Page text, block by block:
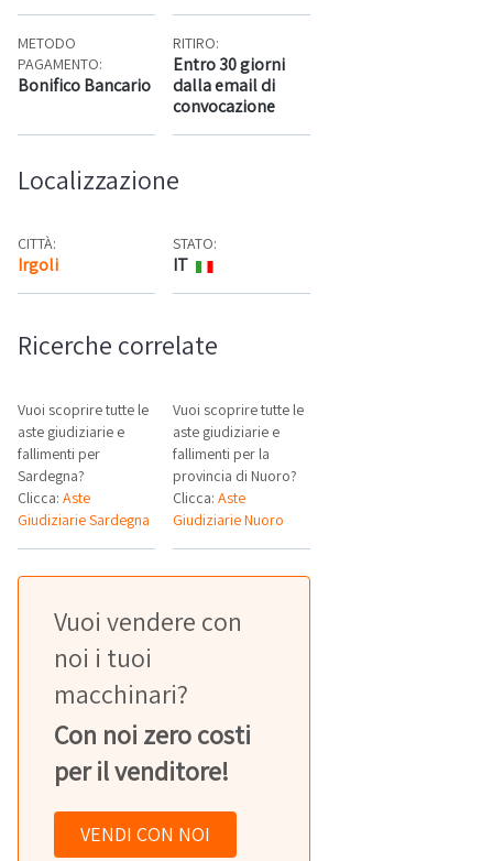
METODO
PAGAMENTO:
Bonifico Bancario
RITIRO:
Entro 30 giorni
dalla email di
convocazione
Localizzazione
CITTÀ:
Irgoli Mappa
STATO:
IT
Ricerche correlate
Vuoi scoprire tutte le
aste giudiziarie e
fallimenti per
Sardegna?
Clicca: Aste
Giudiziarie Sardegna
Vuoi scoprire tutte le
aste giudiziarie e
fallimenti per la
provincia di Nuoro?
Clicca:Aste
Giudiziarie Nuoro
Vuoi vendere con
noi i tuoi
macchinari?
Con noi zero costi
per il venditore!
VENDI CON NOI